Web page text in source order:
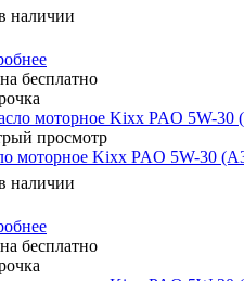
наличии
бесплатно
просмотр
мотоpное Kixx PAO 5W-30
наличии
бесплатно